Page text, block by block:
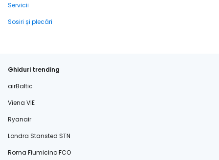
Servicii
Sosiri și plecări
Ghiduri trending
airBaltic
Viena VIE
Ryanair
Londra Stansted STN
Roma Fiumicino FCO